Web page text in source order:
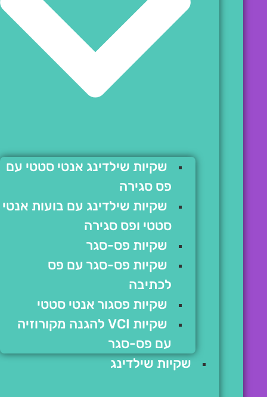
שקיות שילדינג אנטי סטטי עם
פס סגירה
שקיות שילדינג עם בועות אנטי
סטטי ופס סגירה
שקיות פס-סגר
שקיות פס-סגר עם פס
לכתיבה
שקיות פסגור אנטי סטטי
שקיות VCI להגנה מקורוזיה
עם פס-סגר
שקיות שילדינג